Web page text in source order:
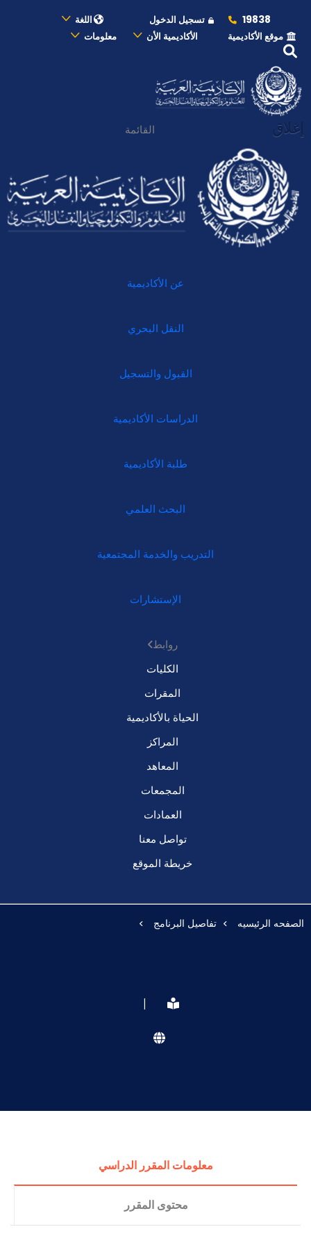
19838 تسجيل الدخول
اللغة
موقع الأكاديمية
الأكاديمية الأن معلومات
إغلاق القائمة
عن الأكاديمية
النقل البحري
القبول والتسجيل
الدراسات الأكاديمية
طلبة الأكاديمية
البحث العلمي
التدريب والخدمة المجتمعية
الإستشارات
روابط
الكليات
المقرات
الحياة بالأكاديمية
المراكز
المعاهد
المجمعات
العمادات
تواصل معنا
خريطة الموقع
الصفحه الرئيسيه تفاصيل البرنامج
|
معلومات المقرر الدراسي
محتوى المقرر